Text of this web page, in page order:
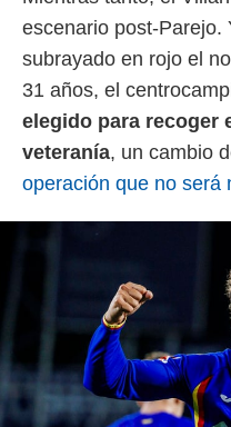
escenario post-Parejo.
subrayado en rojo el
31 años, el
elegido para recoger
veteranía, un cambio
operación que no será